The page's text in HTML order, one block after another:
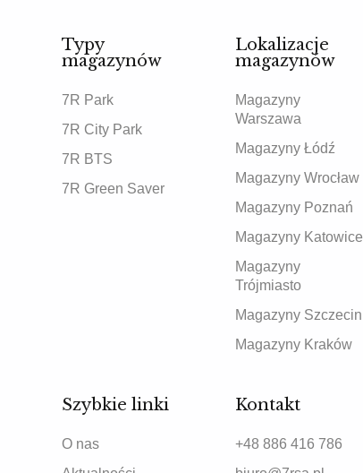
Typy
magazynów
7R Park
7R City Park
7R BTS
7R Green Saver
Lokalizacje
magazynów
Magazyny
Warszawa
Magazyny Łódź
Magazyny Wrocław
Magazyny Poznań
Magazyny Katowice
Magazyny
Trójmiasto
Magazyny Szczecin
Magazyny Kraków
Szybkie linki
O nas
Kontakt
+48 886 416 786